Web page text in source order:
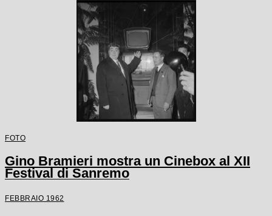
FOTO
Gino Bramieri mostra un Cinebox al XII
Festival di Sanremo
FEBBRAIO 1962